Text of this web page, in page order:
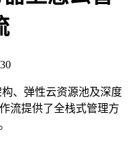
、弹性云资源池及深度
流提供了全栈式管理方